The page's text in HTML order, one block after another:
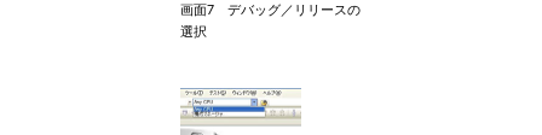
画面7 デバッグ／リリースの
選択